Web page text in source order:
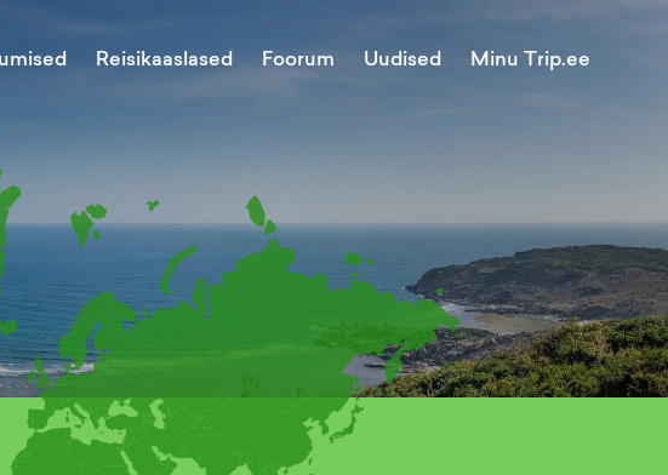
Reisikaaslased Foorum Uudised Minu Trip.ee